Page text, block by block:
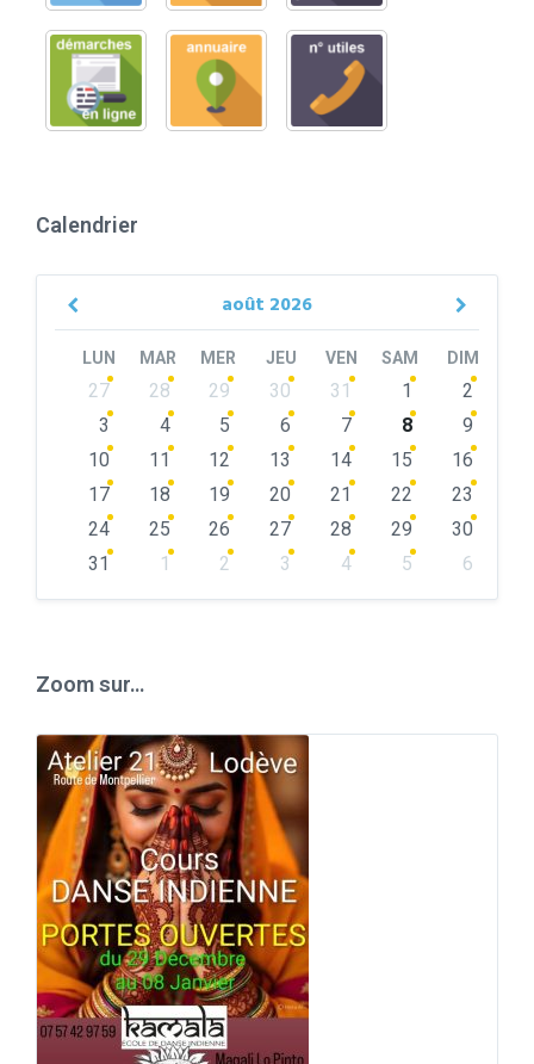
Calendrier
août 2026
Previous
LUN MAR MER JEU VEN SAM DIM
Skip
calendar
27 28 29 30 31 1
2
3
4 5 6 7 8
9
10
11 12 13 14 15
16
17
18 19 20 21 22
23
24
25 26 27 28 29
30
31
1 2 3 4 5
6
Zoom sur…